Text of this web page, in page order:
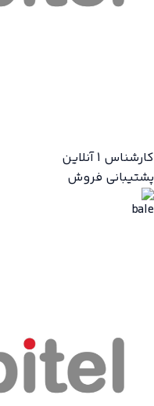
کارشناس 1 آنلاین
پشتیبانی فروش